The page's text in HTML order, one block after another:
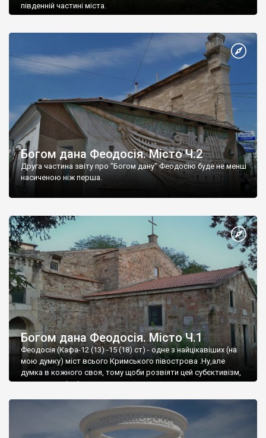
південній частині міста.
Богом дана Феодосія. Місто Ч.2
Друга частина звіту про "Богом дану" Феодосію буде не менш
насиченою ніж перша.
Богом дана Феодосія. Місто Ч.1
Феодосія (Кафа-12 (13) -15 (18) ст) - одне з найцікавіших (на
мою думку) міст всього Кримського півострова .Ну,але
думка в кожного своя, тому щоби розвіяти цей субєктивізм,
запрошую відвідати це